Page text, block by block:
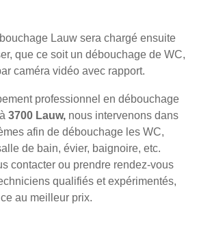
Lauw sera chargé ensuite
que ce soit un débouchage de WC,
caméra vidéo avec rapport.
professionnel en débouchage
3700 Lauw, nous intervenons dans
afin de débouchage les WC,
de bain, évier, baignoire, etc.
contacter ou prendre rendez-vous
qualifiés et expérimentés,
au meilleur prix.